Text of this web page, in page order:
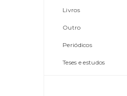
Livros
Outro
Periódicos
Teses e estudos